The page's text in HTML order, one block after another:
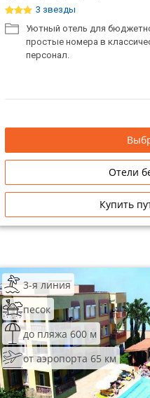
3 звезды
Уютный отель для
простые номера в
персонал.
Отели
Купить
3-я линия
песок
до пляжа 600 м
от аэропорта 65 км